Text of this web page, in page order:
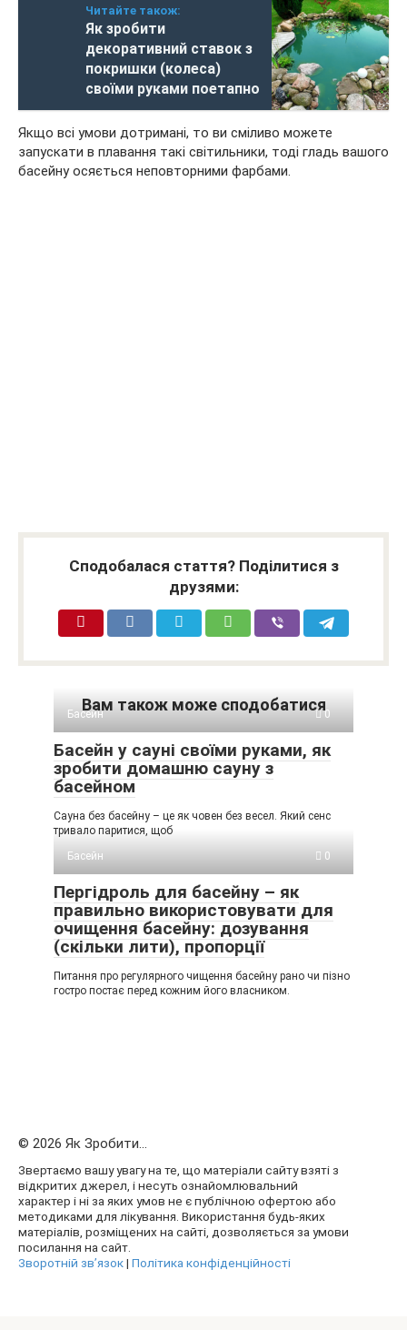
Читайте також:
Як зробити
декоративний ставок з
покришки (колеса)
своїми руками поетапно
Якщо всі умови дотримані, то ви сміливо можете
запускати в плавання такі світильники, тоді гладь вашого
басейну осяється неповторними фарбами.
Сподобалася стаття? Поділитися з
друзями:
Вам також може сподобатися
Басейн 0
Басейн у сауні своїми руками, як
зробити домашню сауну з
басейном
Сауна без басейну – це як човен без весел. Який сенс
тривало паритися, щоб
Басейн
0
Пергідроль для басейну – як
правильно використовувати для
очищення басейну: дозування
(скільки лити), пропорції
Питання про регулярного чищення басейну рано чи пізно
гостро постає перед кожним його власником.
© 2026 Як Зробити...
Звертаємо вашу увагу на те, що матеріали сайту взяті з
відкритих джерел, і несуть ознайомлювальний
характер і ні за яких умов не є публічною офертою або
методиками для лікування. Використання будь-яких
матеріалів, розміщених на сайті, дозволяється за умови
посилання на сайт.
Зворотній зв’язок| Політика конфіденційності